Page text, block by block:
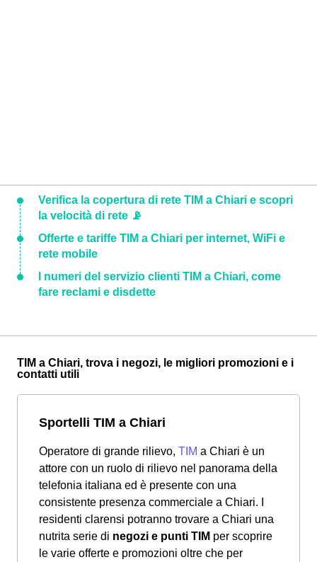
Verifica la copertura di rete TIM a Chiari e scopri
la velocità di rete 📡
Offerte e tariffe TIM a Chiari per internet, WiFi e
rete mobile
I numeri del servizio clienti TIM a Chiari, come
fare reclami e disdette
TIM a Chiari, trova i negozi, le migliori promozioni e i
contatti utili
Sportelli TIM a Chiari
Operatore di grande rilievo, TIM a Chiari è un
attore con un ruolo di rilievo nel panorama della
telefonia italiana ed è presente con una
consistente presenza commerciale a Chiari. I
residenti clarensi potranno trovare a Chiari una
nutrita serie di negozi e punti TIM per scoprire
le varie offerte e promozioni oltre che per